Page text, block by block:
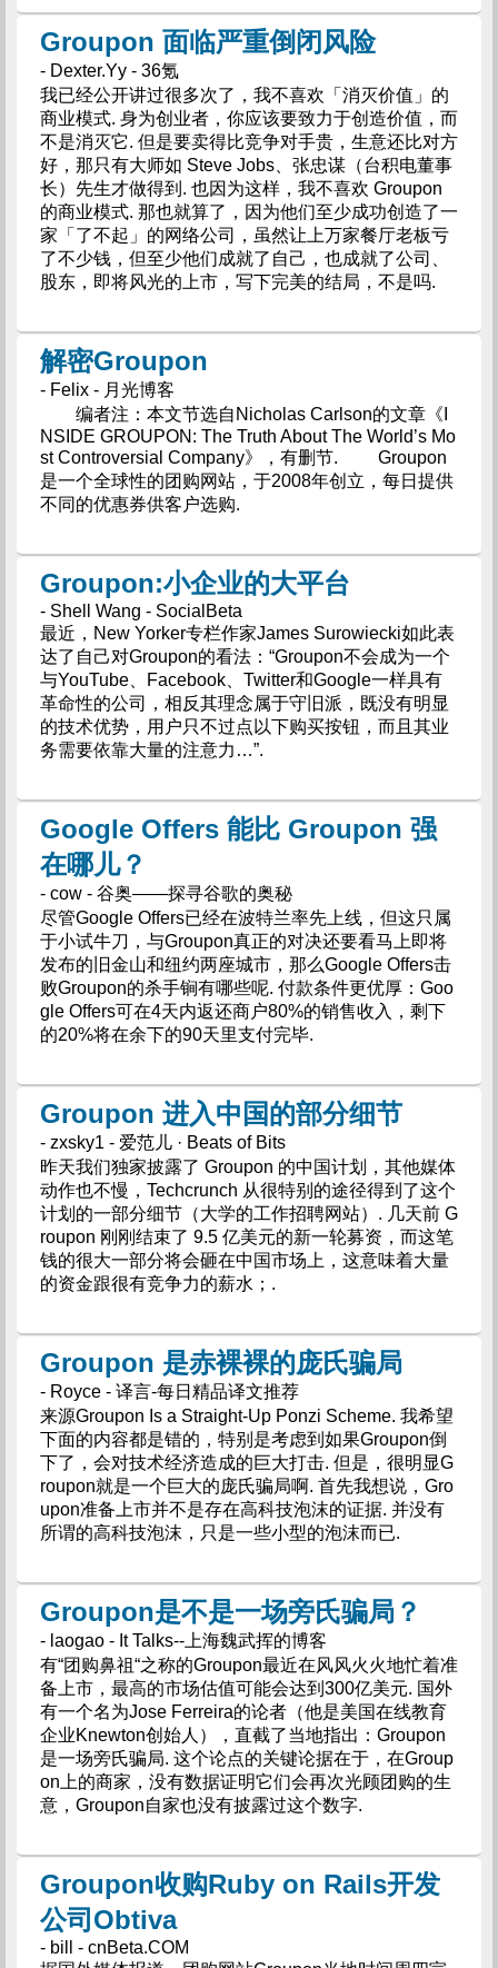
Groupon 面临严重倒闭风险
- Dexter.Yy - 36氪
我已经公开讲过很多次了，我不喜欢「消灭价值」的
商业模式. 身为创业者，你应该要致力于创造价值，而
不是消灭它. 但是要卖得比竞争对手贵，生意还比对方
好，那只有大师如 Steve Jobs、张忠谋（台积电董事
长）先生才做得到. 也因为这样，我不喜欢 Groupon
的商业模式. 那也就算了，因为他们至少成功创造了一
家「了不起」的网络公司，虽然让上万家餐厅老板亏
了不少钱，但至少他们成就了自己，也成就了公司、
股东，即将风光的上市，写下完美的结局，不是吗.
解密Groupon
- Felix - 月光博客
编者注：本文节选自Nicholas Carlson的文章《I
NSIDE GROUPON: The Truth About The World’s Mo
st Controversial Company》，有删节. Groupon
是一个全球性的团购网站，于2008年创立，每日提供
不同的优惠券供客户选购.
Groupon:小企业的大平台
- Shell Wang - SocialBeta
最近，New Yorker专栏作家James Surowiecki如此表
达了自己对Groupon的看法：“Groupon不会成为一个
与YouTube、Facebook、Twitter和Google一样具有
革命性的公司，相反其理念属于守旧派，既没有明显
的技术优势，用户只不过点以下购买按钮，而且其业
务需要依靠大量的注意力…”.
Google Offers 能比 Groupon 强
在哪儿？
- cow - 谷奥——探寻谷歌的奥秘
尽管Google Offers已经在波特兰率先上线，但这只属
于小试牛刀，与Groupon真正的对决还要看马上即将
发布的旧金山和纽约两座城市，那么Google Offers击
败Groupon的杀手锏有哪些呢. 付款条件更优厚：Goo
gle Offers可在4天内返还商户80%的销售收入，剩下
的20%将在余下的90天里支付完毕.
Groupon 进入中国的部分细节
- zxsky1 - 爱范儿 · Beats of Bits
昨天我们独家披露了 Groupon 的中国计划，其他媒体
动作也不慢，Techcrunch 从很特别的途径得到了这个
计划的一部分细节（大学的工作招聘网站）. 几天前 G
roupon 刚刚结束了 9.5 亿美元的新一轮募资，而这笔
钱的很大一部分将会砸在中国市场上，这意味着大量
的资金跟很有竞争力的薪水；.
Groupon 是赤裸裸的庞氏骗局
- Royce - 译言-每日精品译文推荐
来源Groupon Is a Straight-Up Ponzi Scheme. 我希望
下面的内容都是错的，特别是考虑到如果Groupon倒
下了，会对技术经济造成的巨大打击. 但是，很明显G
roupon就是一个巨大的庞氏骗局啊. 首先我想说，Gro
upon准备上市并不是存在高科技泡沫的证据. 并没有
所谓的高科技泡沫，只是一些小型的泡沫而已.
Groupon是不是一场旁氏骗局？
- laogao - It Talks--上海魏武挥的博客
有“团购鼻祖“之称的Groupon最近在风风火火地忙着准
备上市，最高的市场估值可能会达到300亿美元. 国外
有一个名为Jose Ferreira的论者（他是美国在线教育
企业Knewton创始人），直截了当地指出：Groupon
是一场旁氏骗局. 这个论点的关键论据在于，在Group
on上的商家，没有数据证明它们会再次光顾团购的生
意，Groupon自家也没有披露过这个数字.
Groupon收购Ruby on Rails开发
公司Obtiva
- bill - cnBeta.COM